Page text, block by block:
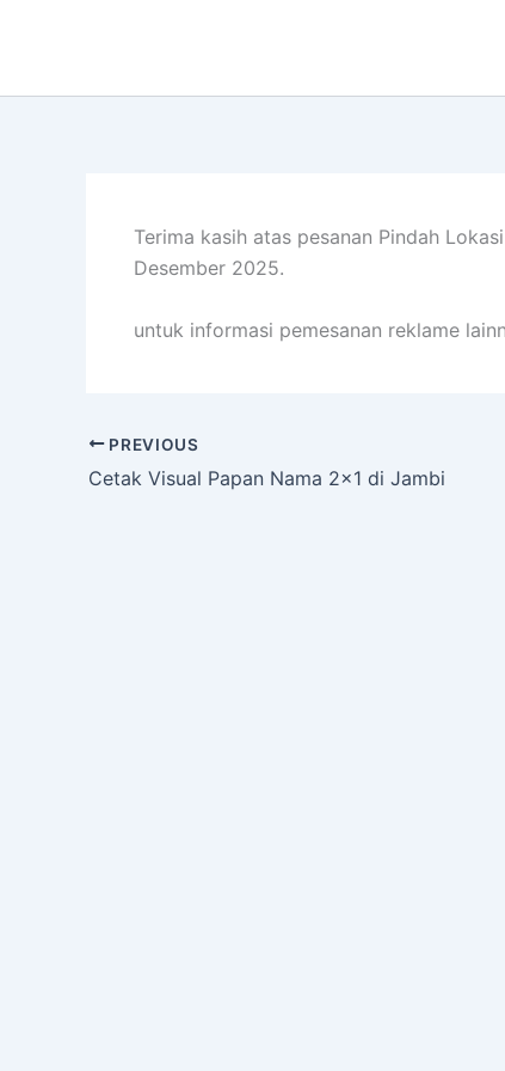
Terima kasih atas pesanan Pindah
Desember 2025.
untuk informasi pemesanan reklame
PREVIOUS
Cetak Visual Papan Nama 2×1 di Jambi